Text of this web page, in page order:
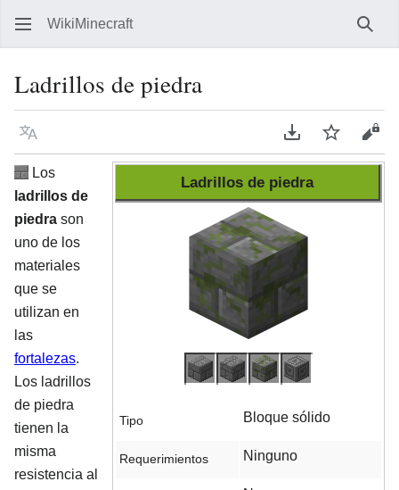
WikiMinecraft
Ladrillos de piedra
Idioma Descargar en
VigilarVer
Ladrillos de piedra
Tipo Bloque sólido
Requerimientos Ninguno
Los
ladrillos de
piedra son
uno de los
materiales
que se
utilizan en
las
fortalezas.
Los ladrillos
de piedra
tienen la
misma
resistencia al